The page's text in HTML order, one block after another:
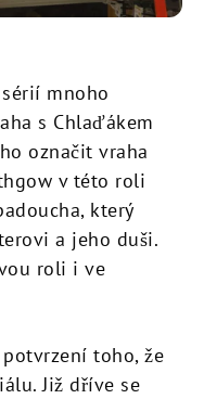
mnoho
s Chlaďákem
označit vraha
v této roli
který
a jeho duši.
roli i ve
toho, že
Již dříve se